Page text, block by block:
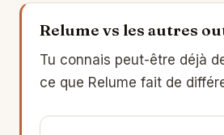
Relume vs les autres
Tu connais peut-être déjà
ce que Relume fait de